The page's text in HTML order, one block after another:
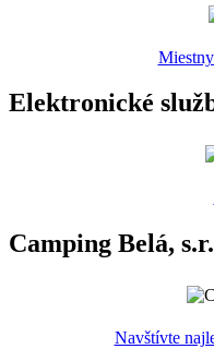
Elektronické
Camping Belá,
Navštívte